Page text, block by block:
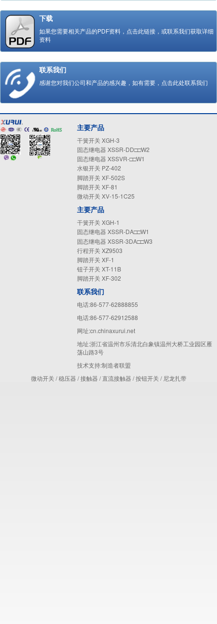
下载
如果您需要相关产品的PDF资料，点击此链接，或联系我们获取详细
资料
联系我们
感谢您对我们公司和产品的感兴趣，如有需要，点击此处联系我们
主要产品
干簧开关 XGH-3
固态继电器 XSSR-DD□□W2
固态继电器 XSSVR-□□W1
水银开关 PZ-402
脚踏开关 XF-502S
脚踏开关 XF-81
微动开关 XV-15-1C25
主要产品
干簧开关 XGH-1
固态继电器 XSSR-DA□□W1
固态继电器 XSSR-3DA□□W3
行程开关 XZ9503
脚踏开关 XF-1
钮子开关 XT-11B
脚踏开关 XF-302
联系我们
电话:86-577-62888855
电话:86-577-62912588
网址:cn.chinaxurui.net
地址:浙江省温州市乐清北白象镇温州大桥工业园区雁
荡山路3号
技术支持:制造者联盟
微动开关 /稳压器 /接触器 /直流接触器 /按钮开关 /尼龙扎带